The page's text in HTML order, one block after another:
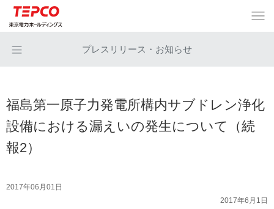
プレスリリース・お知らせ
福島第一原子力発電所構内サブドレン浄化
設備における漏えいの発生について（続
報2）
2017年06月01日
2017年6月1日